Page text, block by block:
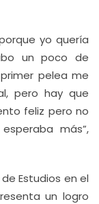
yo quería
un poco de
pelea me
pero hay que
feliz pero no
más”,
Estudios en el
un logro